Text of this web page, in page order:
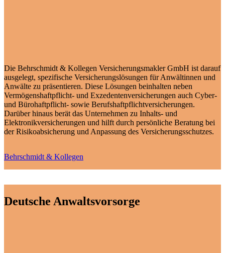
Die Behrschmidt & Kollegen Versicherungsmakler GmbH ist darauf
ausgelegt, spezifische Versicherungslösungen für Anwältinnen und
Anwälte zu präsentieren. Diese Lösungen beinhalten neben
Vermögenshaftpflicht- und Exzedentenversicherungen auch Cyber-
und Bürohaftpflicht- sowie Berufshaftpflichtversicherungen.
Darüber hinaus berät das Unternehmen zu Inhalts- und
Elektronikversicherungen und hilft durch persönliche Beratung bei
der Risikoabsicherung und Anpassung des Versicherungsschutzes.
Behrschmidt & Kollegen
Deutsche Anwaltsvorsorge